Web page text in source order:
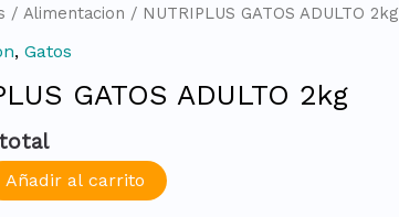
/ Alimentacion / NUTRIPLUS GATOS ADULTO 2kg
, Gatos
GATOS ADULTO 2kg
total
Añadir al carrito